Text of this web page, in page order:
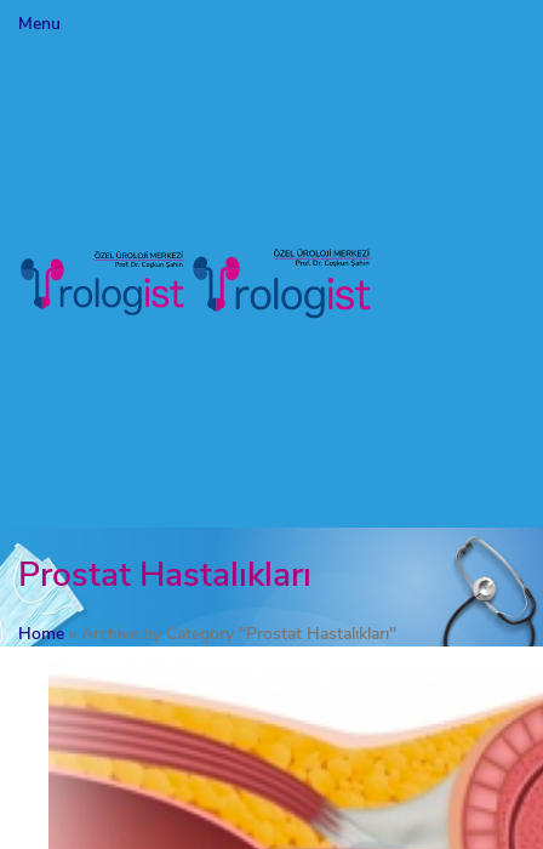
Menu
Prostat Hastalıkları
Home » Archive by Category "Prostat Hastalıkları"